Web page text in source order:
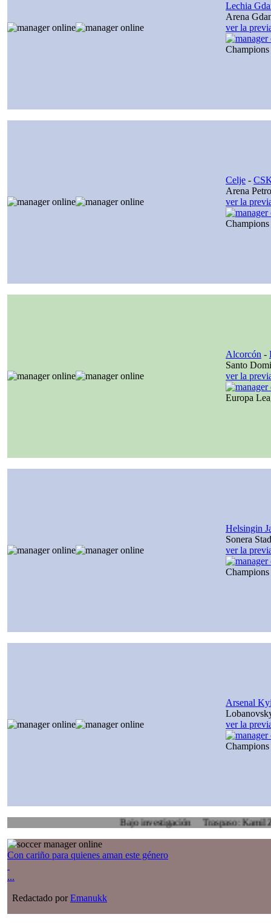
Lechia
Arena
ver la
Celje -
Arena
ver la
Alcorcón -
Santo
ver la
Europa
Helsingin
Sonera
ver la
Arsenal
ver la
Bajo investigación Traspaso: Kamil Zoidl,
Con cariño para quienes aman este género
...
Redactado porEmanukk